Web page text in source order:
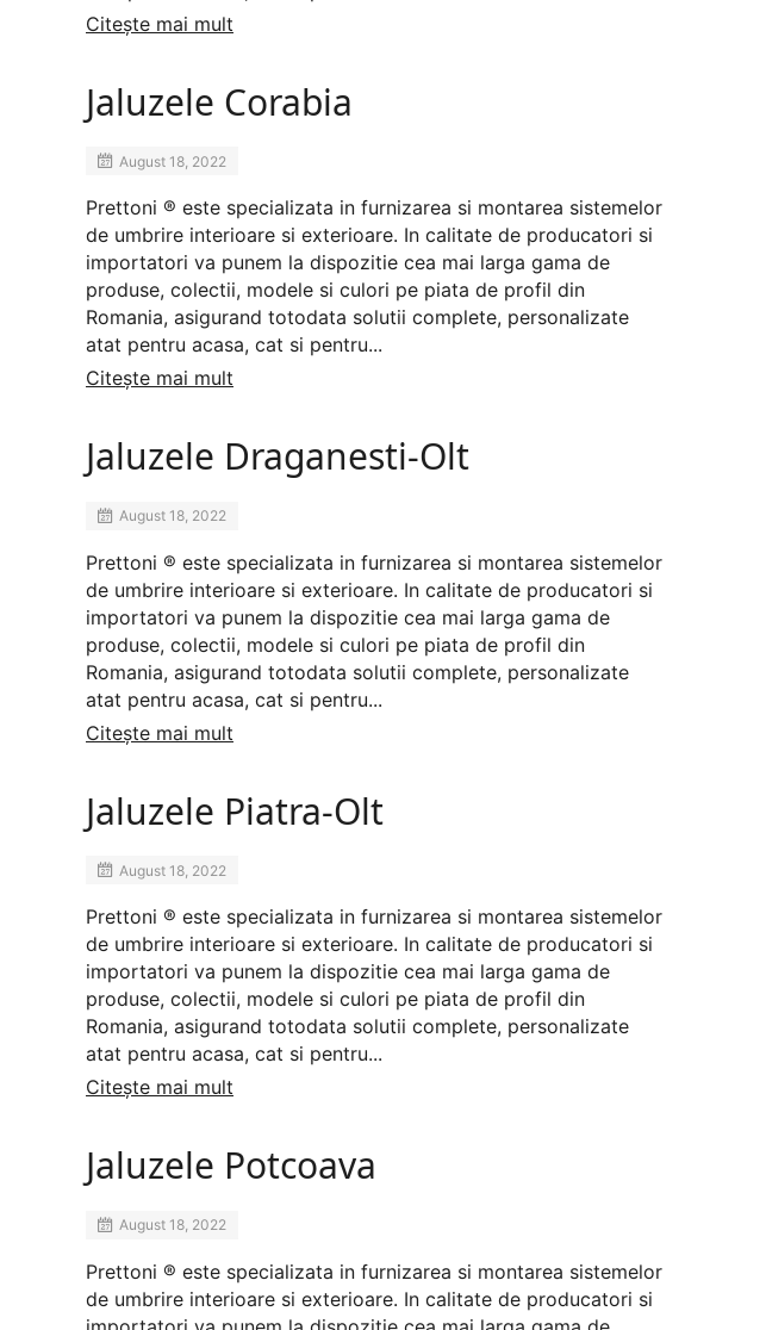
Citește mai mult
Jaluzele Corabia
August 18, 2022
Prettoni ® este specializata in furnizarea si montarea sistemelor
de umbrire interioare si exterioare. In calitate de producatori si
importatori va punem la dispozitie cea mai larga gama de
produse, colectii, modele si culori pe piata de profil din
Romania, asigurand totodata solutii complete, personalizate
atat pentru acasa, cat si pentru...
Citește mai mult
Jaluzele Draganesti-Olt
August 18, 2022
Prettoni ® este specializata in furnizarea si montarea sistemelor
de umbrire interioare si exterioare. In calitate de producatori si
importatori va punem la dispozitie cea mai larga gama de
produse, colectii, modele si culori pe piata de profil din
Romania, asigurand totodata solutii complete, personalizate
atat pentru acasa, cat si pentru...
Citește mai mult
Jaluzele Piatra-Olt
August 18, 2022
Prettoni ® este specializata in furnizarea si montarea sistemelor
de umbrire interioare si exterioare. In calitate de producatori si
importatori va punem la dispozitie cea mai larga gama de
produse, colectii, modele si culori pe piata de profil din
Romania, asigurand totodata solutii complete, personalizate
atat pentru acasa, cat si pentru...
Citește mai mult
Jaluzele Potcoava
August 18, 2022
Prettoni ® este specializata in furnizarea si montarea sistemelor
de umbrire interioare si exterioare. In calitate de producatori si